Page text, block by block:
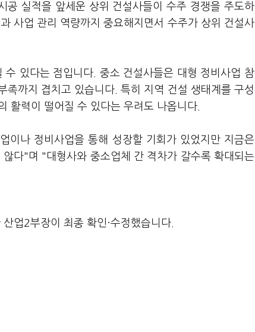
공 실적을 앞세운 상위 건설사들이 수주 경쟁을 주도하
사업 관리 역량까지 중요해지면서 수주가 상위 건설사
있다는 점입니다. 중소 건설사들은 대형 정비사업 참
까지 겹치고 있습니다. 특히 지역 건설 생태계를 구성
활력이 떨어질 수 있다는 우려도 나옵니다.
이나 정비사업을 통해 성장할 기회가 있었지만 지금은
다"며 "대형사와 중소업체 간 격차가 갈수록 확대되는
업2부장이 최종 확인·수정했습니다.